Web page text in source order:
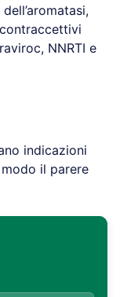
NNRTI e
indicazioni
il parere